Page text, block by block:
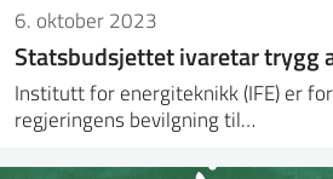
6. oktober 2023
Statsbudsjettet ivaretar trygg
Institutt for energiteknikk (IFE) er
regjeringens bevilgning til…